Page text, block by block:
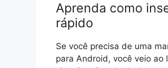
Aprenda como
rápido
Se você precisa de uma
para Android, você veio ao